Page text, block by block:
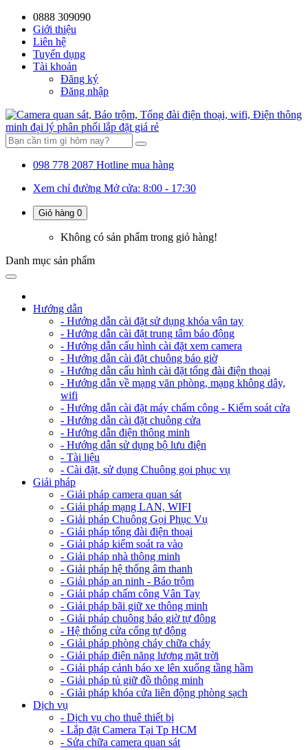
0888 309090
Giới thiệu
Liên hệ
Tuyển dụng
Tài khoản
Đăng ký
Đăng nhập
098 778 2087 Hotline mua hàng
Xem chỉ đường Mở cửa: 8:00 - 17:30
Giỏ hàng 0
Không có sản phẩm trong giỏ hàng!
Danh mục sản phẩm
Hướng dẫn
- Hướng dẫn cài đặt sử dụng khóa vân tay
- Hướng dẫn cài đặt trung tâm báo động
- Hướng dẫn cấu hình cài đặt xem camera
- Hướng dẫn cài đặt chuông báo giờ
- Hướng dẫn cấu hình cài đặt tổng đài điện thoại
- Hướng dẫn về mạng văn phòng, mạng không dây,
wifi
- Hướng dẫn cài đặt máy chấm công - Kiểm soát cửa
- Hướng dẫn cài đặt chuông cửa
- Hướng dẫn điện thông minh
- Hướng dẫn sử dụng bộ lưu điện
- Tài liệu
- Cài đặt, sử dụng Chuông gọi phục vụ
Giải pháp
- Giải pháp camera quan sát
- Giải pháp mạng LAN, WIFI
- Giải pháp Chuông Gọi Phục Vụ
- Giải pháp tổng đài điện thoại
- Giải pháp kiểm soát ra vào
- Giải pháp nhà thông minh
- Giải pháp hệ thống âm thanh
- Giải pháp an ninh - Báo trộm
- Giải pháp chấm công Vân Tay
- Giải pháp bãi giữ xe thông minh
- Giải pháp chuông báo giờ tự động
- Hệ thống cửa cổng tự động
- Giải pháp phòng cháy chữa cháy
- Giải pháp điện năng lượng mặt trời
- Giải pháp cảnh báo xe lên xuống tầng hầm
- Giải pháp tủ giữ đồ thông minh
- Giải pháp khóa cửa liên động phòng sạch
Dịch vụ
- Dịch vụ cho thuê thiết bị
- Lắp đặt Camera Tại Tp HCM
- Sửa chữa camera quan sát